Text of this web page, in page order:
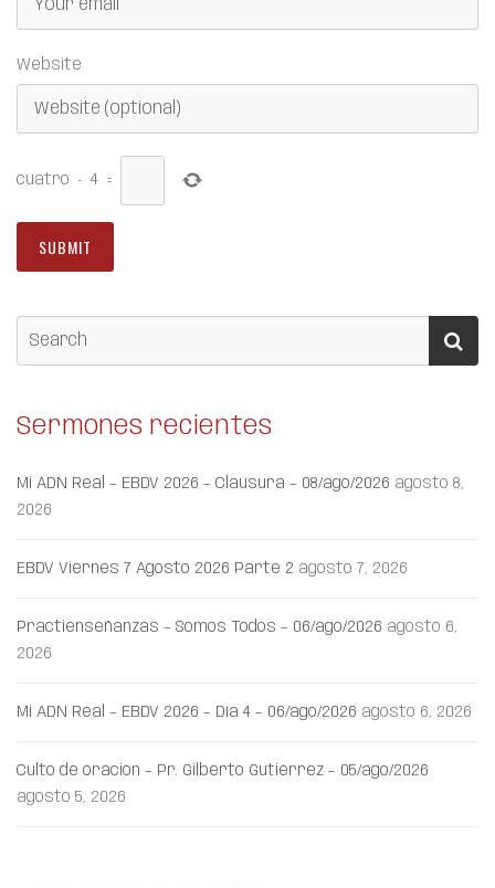
Website
cuatro − 4 =
Sermones recientes
Mi ADN Real – EBDV 2026 – Clausura – 08/ago/2026 agosto 8,
2026
EBDV Viernes 7 Agosto 2026 Parte 2 agosto 7, 2026
Practienseñanzas – Somos Todos – 06/ago/2026 agosto 6,
2026
Mi ADN Real – EBDV 2026 – Día 4 – 06/ago/2026 agosto 6, 2026
Culto de oración – Pr. Gilberto Gutiérrez – 05/ago/2026
agosto 5, 2026